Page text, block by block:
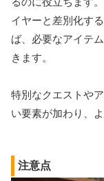
イヤーと差別化す
ば、必要なアイテ
きます。
特別なクエストや
い要素が加わり、
注意点